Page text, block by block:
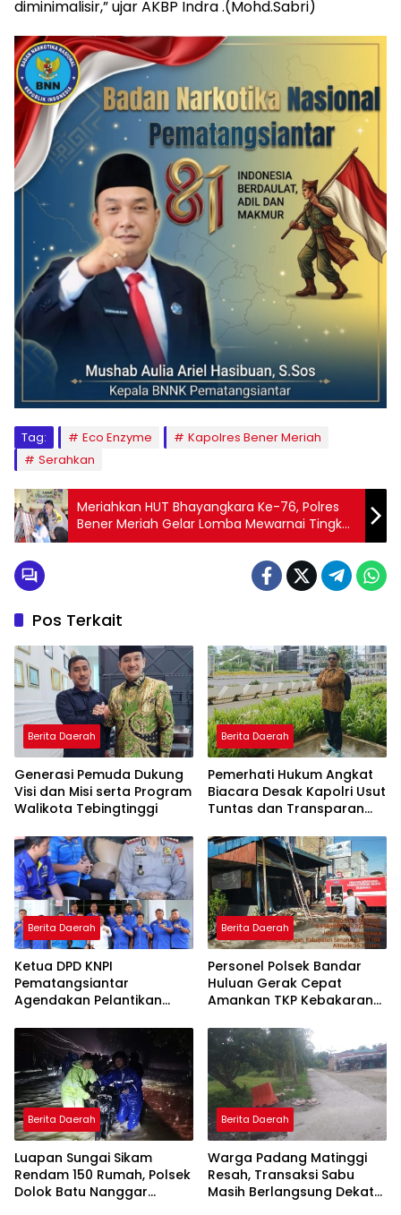
diminimalisir,” ujar AKBP Indra .(Mohd.Sabri)
Tag: Eco Enzyme
Kapolres Bener Meriah
Serahkan
Meriahkan HUT Bhayangkara Ke-76, Polres
Bener Meriah Gelar Lomba Mewarnai Tingkat
Anak TK
Pos Terkait
Berita Daerah
Generasi Pemuda Dukung
Visi dan Misi serta Program
Walikota Tebingtinggi
Berita Daerah
Pemerhati Hukum Angkat
Biacara Desak Kapolri Usut
Tuntas dan Transparan
Polisi di Medan
Berita Daerah
Ketua DPD KNPI
Pematangsiantar
Agendakan Pelantikan
2026 di Lapangan
Pariwisata, Sekitar Tugu
Becak
Berita Daerah
Personel Polsek Bandar
Huluan Gerak Cepat
Amankan TKP Kebakaran
Ruko Prabot dan Elektronik
di Perdagangan, Kerugian
Capai Rp1,5 Miliar
Berita Daerah
Luapan Sungai Sikam
Rendam 150 Rumah, Polsek
Dolok Batu Nanggar
Berita Daerah
Warga Padang Matinggi
Resah, Transaksi Sabu
Masih Berlangsung Dekat